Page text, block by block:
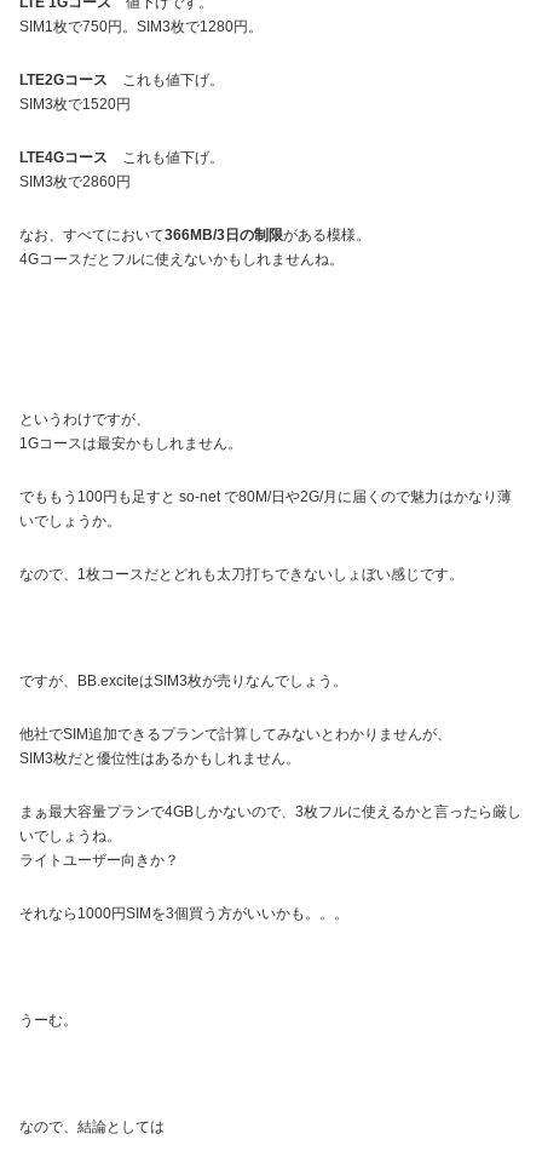
SIM1枚で750円。SIM3枚で1280円。
LTE2Gコース これも値下げ。
SIM3枚で1520円
LTE4Gコース これも値下げ。
SIM3枚で2860円
なお、すべてにおいて366MB/3日の制限がある模様。
4Gコースだとフルに使えないかもしれませんね。
というわけですが、
1Gコースは最安かもしれません。
でももう100円も足すと so-net で80M/日や2G/月に届くので魅力はかなり薄
いでしょうか。
なので、1枚コースだとどれも太刀打ちできないしょぼい感じです。
ですが、BB.exciteはSIM3枚が売りなんでしょう。
他社でSIM追加できるプランで計算してみないとわかりませんが、
SIM3枚だと優位性はあるかもしれません。
まぁ最大容量プランで4GBしかないので、3枚フルに使えるかと言ったら厳し
いでしょうね。
ライトユーザー向きか？
それなら1000円SIMを3個買う方がいいかも。。。
うーむ。
なので、結論としては